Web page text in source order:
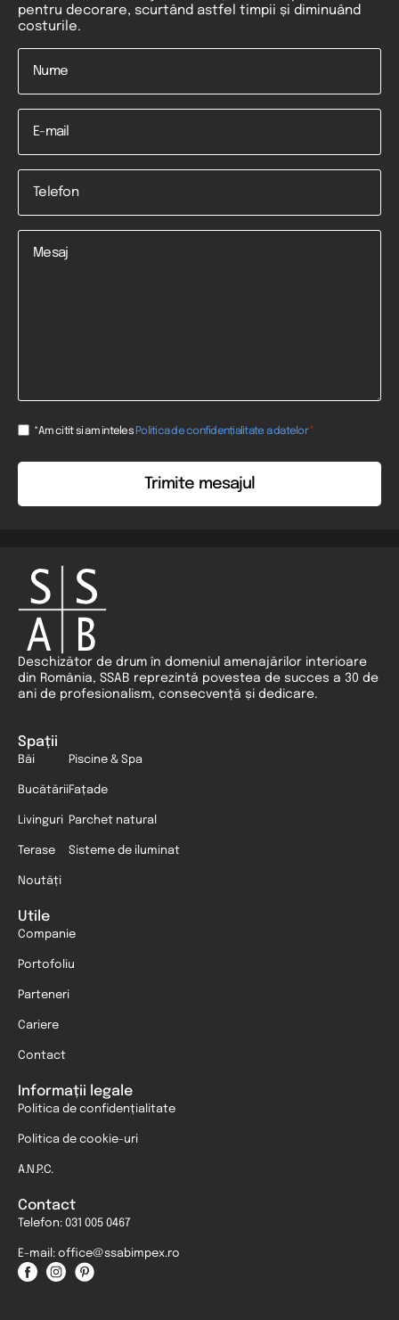
pentru decorare, scurtând astfel timpii și diminuând
costurile.
Nume
Email
Telefon
Mesaj
Consent
*Am citit si am inteles Politica de confidențialitate a datelor*
Deschizător de drum în domeniul amenajărilor interioare
din România, SSAB reprezintă povestea de succes a 30 de
ani de profesionalism, consecvență și dedicare.
Spații
Băi
Bucătării
Livinguri
Terase
Noutăți
Piscine & Spa
Fațade
Parchet natural
Sisteme de iluminat
Utile
Companie
Portofoliu
Parteneri
Cariere
Contact
Informații legale
Politica de confidențialitate
Politica de cookie-uri
A.N.P.C.
Contact
Telefon: 031 005 0467
E-mail: office@ssabimpex.ro